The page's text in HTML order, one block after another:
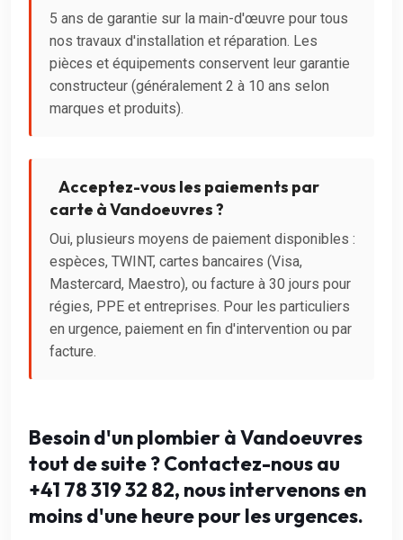
5 ans de garantie sur la main-d'œuvre pour tous
nos travaux d'installation et réparation. Les
pièces et équipements conservent leur garantie
constructeur (généralement 2 à 10 ans selon
marques et produits).
Acceptez-vous les paiements par
carte à Vandoeuvres ?
Oui, plusieurs moyens de paiement disponibles :
espèces, TWINT, cartes bancaires (Visa,
Mastercard, Maestro), ou facture à 30 jours pour
régies, PPE et entreprises. Pour les particuliers
en urgence, paiement en fin d'intervention ou par
facture.
Besoin d'un plombier à Vandoeuvres
tout de suite ? Contactez-nous au
+41 78 319 32 82, nous intervenons en
moins d'une heure pour les urgences.